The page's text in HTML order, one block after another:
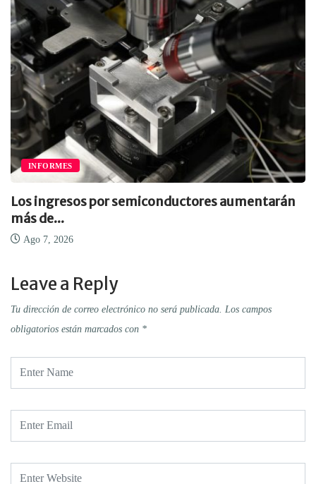
INFORMES
Los ingresos por semiconductores aumentarán
más de...
Ago 7, 2026
Leave a Reply
Tu dirección de correo electrónico no será publicada. Los campos
obligatorios están marcados con *